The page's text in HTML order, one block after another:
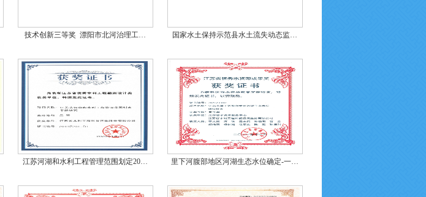
技术创新三等奖 漂阳市北河治理工… 国家水土保持示范县水土流失动态监…
江苏河湖和水利工程管理范围划定20… 里下河腹部地区河湖生态水位确定-一…